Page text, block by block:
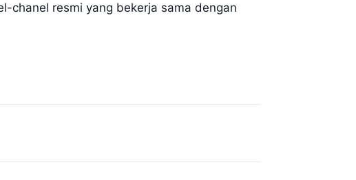
chanel resmi yang bekerja sama dengan